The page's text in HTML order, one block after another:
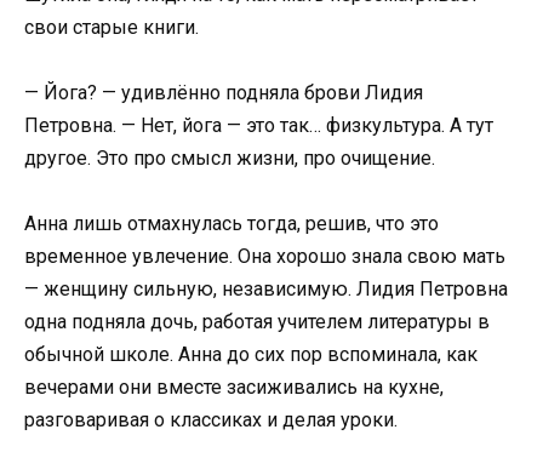
свои старые книги.
— Йога? — удивлённо подняла брови Лидия
Петровна. — Нет, йога — это так… физкультура. А тут
другое. Это про смысл жизни, про очищение.
Анна лишь отмахнулась тогда, решив, что это
временное увлечение. Она хорошо знала свою мать
— женщину сильную, независимую. Лидия Петровна
одна подняла дочь, работая учителем литературы в
обычной школе. Анна до сих пор вспоминала, как
вечерами они вместе засиживались на кухне,
разговаривая о классиках и делая уроки.